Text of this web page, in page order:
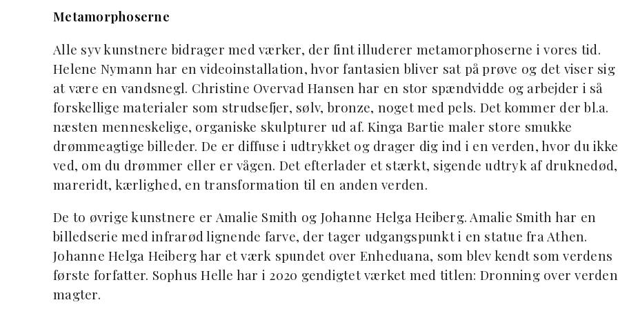
Metamorphoserne
Alle syv kunstnere bidrager med værker, der fint illuderer metamorphoserne i vores tid.
Helene Nymann har en videoinstallation, hvor fantasien bliver sat på prøve og det viser sig
at være en vandsnegl. Christine Overvad Hansen har en stor spændvidde og arbejder i så
forskellige materialer som strudsefjer, sølv, bronze, noget med pels. Det kommer der bl.a.
næsten menneskelige, organiske skulpturer ud af. Kinga Bartie maler store smukke
drømmeagtige billeder. De er diffuse i udtrykket og drager dig ind i en verden, hvor du ikke
ved, om du drømmer eller er vågen. Det efterlader et stærkt, sigende udtryk af druknedød,
mareridt, kærlighed, en transformation til en anden verden.
De to øvrige kunstnere er Amalie Smith og Johanne Helga Heiberg. Amalie Smith har en
billedserie med infrarød lignende farve, der tager udgangspunkt i en statue fra Athen.
Johanne Helga Heiberg har et værk spundet over Enheduana, som blev kendt som verdens
første forfatter. Sophus Helle har i 2020 gendigtet værket med titlen: Dronning over
magter.